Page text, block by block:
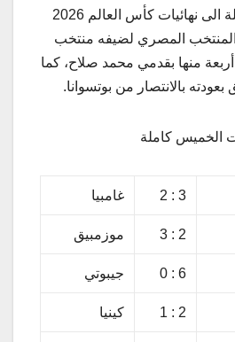
القارة الإفريقية المؤهلة الى نهائيات كأس العالم 2026
المصري لضيفه منتخب
منها بقدمي محمد صلاح، كما
بالانتصار من بوتسوانا.
الخميس كاملة
3 : 2 غامبيا
2 : 3 موزمبيق
6 : 0 جيبوتي
2 : 1 كينيا